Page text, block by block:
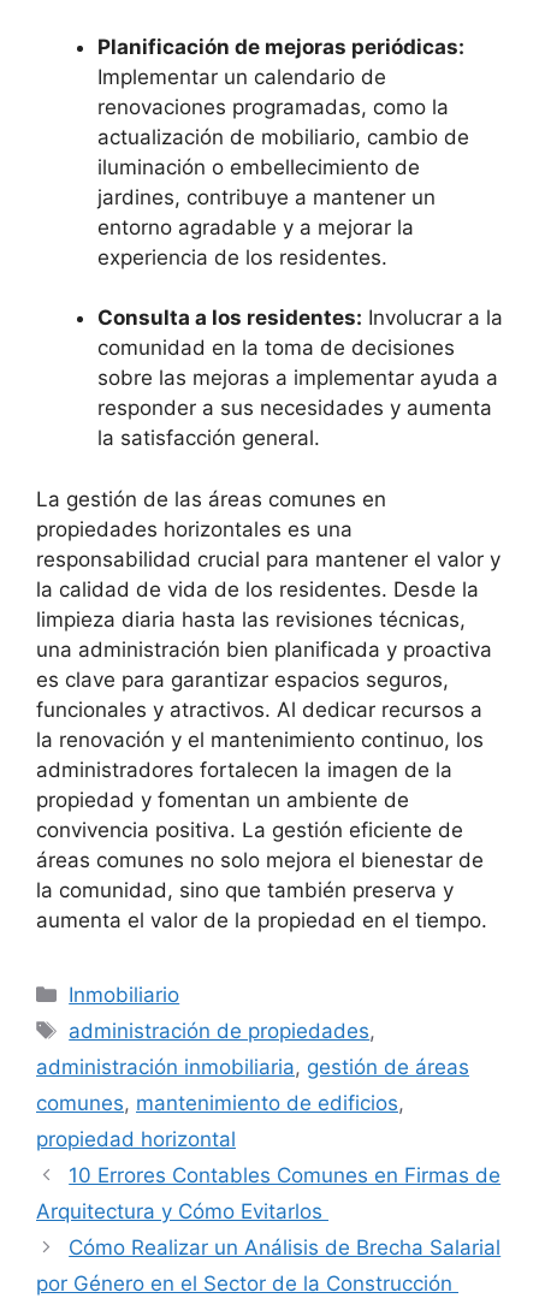
Planificación de mejoras periódicas:
Implementar un calendario de
renovaciones programadas, como la
actualización de mobiliario, cambio de
iluminación o embellecimiento de
jardines, contribuye a mantener un
entorno agradable y a mejorar la
experiencia de los residentes.
Consulta a los residentes: Involucrar a la
comunidad en la toma de decisiones
sobre las mejoras a implementar ayuda a
responder a sus necesidades y aumenta
la satisfacción general.
La gestión de las áreas comunes en
propiedades horizontales es una
responsabilidad crucial para mantener el valor y
la calidad de vida de los residentes. Desde la
limpieza diaria hasta las revisiones técnicas,
una administración bien planificada y proactiva
es clave para garantizar espacios seguros,
funcionales y atractivos. Al dedicar recursos a
la renovación y el mantenimiento continuo, los
administradores fortalecen la imagen de la
propiedad y fomentan un ambiente de
convivencia positiva. La gestión eficiente de
áreas comunes no solo mejora el bienestar de
la comunidad, sino que también preserva y
aumenta el valor de la propiedad en el tiempo.
Categorías
Inmobiliario
Etiquetas
administración de propiedades,
administración inmobiliaria, gestión de áreas
comunes, mantenimiento de edificios,
propiedad horizontal
10 Errores Contables Comunes en Firmas de
Arquitectura y Cómo Evitarlos
Cómo Realizar un Análisis de Brecha Salarial
por Género en el Sector de la Construcción